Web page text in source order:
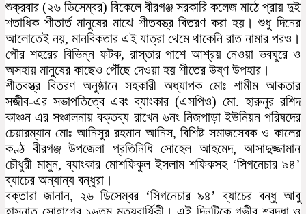
শুক্রবার (২৬ ডিসেম্বর) বিকেলে বীরগঞ্জ সরকারি কলেজ মাঠে প্রায় দুই
শতাধিক শীতার্ত মানুষের মাঝে শীতবস্ত্র বিতরণ করা হয়। শুধু দিনের
আলোতেই নয়, মানবিকতার এই যাত্রা থেমে থাকেনি রাত নামার পরও।
পৌর শহরের বিভিন্ন ফটক, রাস্তার পাশে আশ্রয় নেওয়া ভবঘুরে ও
অসহায় মানুষের কাছেও পৌঁছে দেওয়া হয় শীতের উষ্ণ উপহার।
শীতবস্ত্র বিতরণ অনুষ্ঠানে সহকারী অধ্যাপক মোঃ শামীম আকতার
সজীব-এর সভাপতিত্বে এবং ব্যাংকার (এসপিও) মো. হারুনুর রশিদ
কাঞ্চন এর সঞ্চালনায় বক্তব্য রাখেন ৬নং নিজপাড়া ইউনিয়ন পরিষদের
চেয়ারম্যান মোঃ আনিসুর রহমান আনিস, বিশিষ্ট সমাজসেবক ও কালের
কণ্ঠ বীরগঞ্জ উপজেলা প্রতিনিধি সোহেল আহমেদ, আসাদুজ্জামান
চৌধুরী মামুন, ব্যাংকার মোশফিকুল ইসলাম শফিকসহ ‘সিগনেচার ৯৪’
ব্যাচের অন্যান্য বন্ধুরা।
বক্তারা জানান, ২৬ ডিসেম্বর ‘সিগনেচার ৯৪’ ব্যাচের বন্ধু আবু